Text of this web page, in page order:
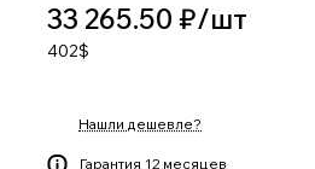
33 265.50 ₽/шт
402$
Нашли дешевле?
Гарантия 12 месяцев